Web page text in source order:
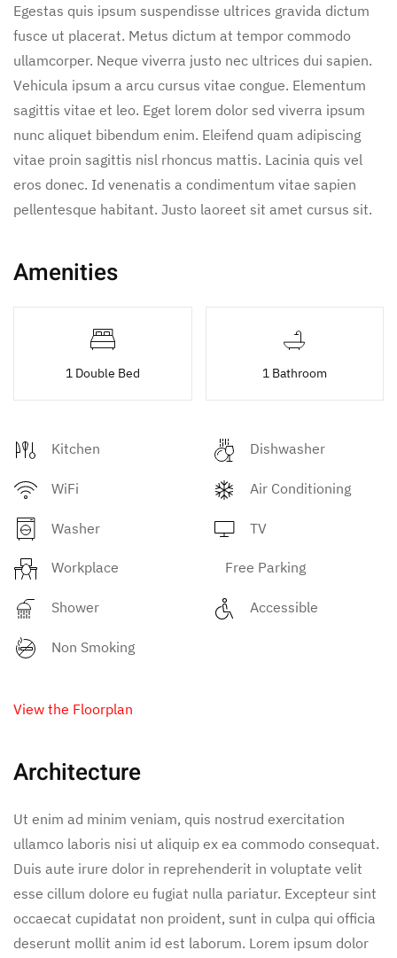
Egestas quis ipsum suspendisse ultrices gravida dictum
fusce ut placerat. Metus dictum at tempor commodo
ullamcorper. Neque viverra justo nec ultrices dui sapien.
Vehicula ipsum a arcu cursus vitae congue. Elementum
sagittis vitae et leo. Eget lorem dolor sed viverra ipsum
nunc aliquet bibendum enim. Eleifend quam adipiscing
vitae proin sagittis nisl rhoncus mattis. Lacinia quis vel
eros donec. Id venenatis a condimentum vitae sapien
pellentesque habitant. Justo laoreet sit amet cursus sit.
Amenities
1 Double Bed 1 Bathroom
Kitchen Dishwasher
WiFi Air Conditioning
Washer TV
Workplace Free Parking
Shower Accessible
Non Smoking
View the Floorplan
Architecture
Ut enim ad minim veniam, quis nostrud exercitation
ullamco laboris nisi ut aliquip ex ea commodo consequat.
Duis aute irure dolor in reprehenderit in voluptate velit
esse cillum dolore eu fugiat nulla pariatur. Excepteur sint
occaecat cupidatat non proident, sunt in culpa qui officia
deserunt mollit anim id est laborum. Lorem ipsum dolor